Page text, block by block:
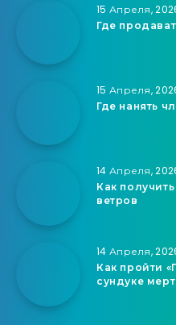
15 Апреля,
Где
15 Апреля,
Где нанять
14 Апреля,
Как
ветров
14 Апреля,
Как пройти
сундуке